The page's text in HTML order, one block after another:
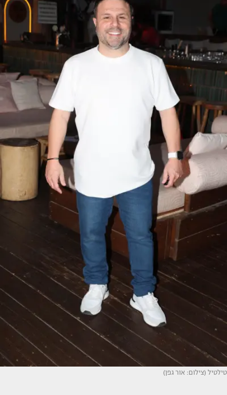
טילטיל (צילום: אור גפן)